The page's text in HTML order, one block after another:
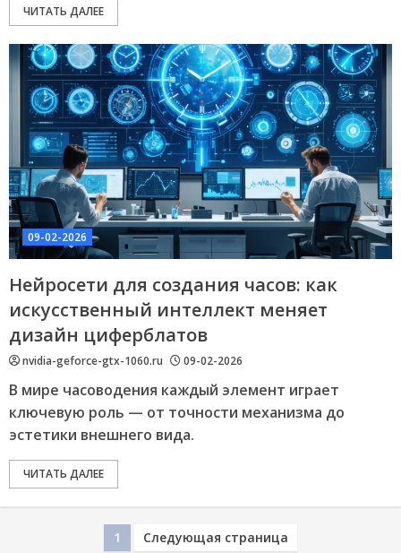
ЧИТАТЬ ДАЛЕЕ
09-02-2026
Нейросети для создания часов: как
искусственный интеллект меняет
дизайн циферблатов
nvidia-geforce-gtx-1060.ru 09-02-2026
В мире часоводения каждый элемент играет
ключевую роль — от точности механизма до
эстетики внешнего вида.
ЧИТАТЬ ДАЛЕЕ
1 Следующая страница